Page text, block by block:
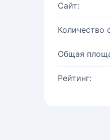
Сайт:
Количество
Общая
Рейтинг: